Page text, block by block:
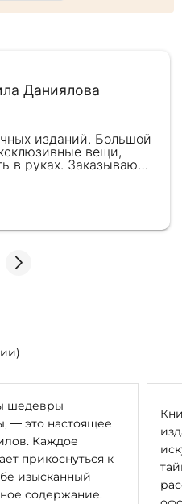
о которых упоминается
Даниялова
изданий. Большой
вещи,
в руках. Заказываю
бизнес-партнеров,
от общения с
самих книг.
шедевры
— это настоящее
Каждое
прикоснуться к
изысканный
содержание.